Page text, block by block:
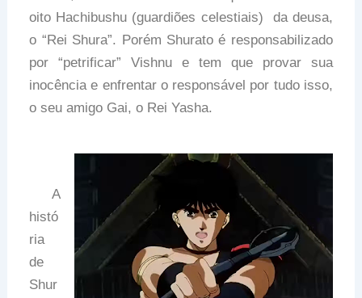
oito Hachibushu (guardiões celestiais) da deusa,
o “Rei Shura”. Porém Shurato é responsabilizado
por “petrificar” Vishnu e tem que provar sua
inocência e enfrentar o responsável por tudo isso,
o seu amigo Gai, o Rei Yasha.
A
histó
ria
de
Shur